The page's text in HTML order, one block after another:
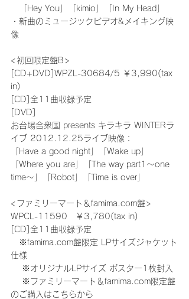
「Hey You」「kimio」「In My Head」
・新曲のミュージックビデオ&メイキング映
像
<初回限定盤B>
[CD+DVD]WPZL-30684/5 ￥3,990(tax
in)
[CD]全11曲収録予定
[DVD]
お台場合衆国 presents キラキラ WINTERラ
イブ 2012.12.25ライブ映像：
「Have a good night」「Wake up」
「Where you are」「The way part1～one
time～」「Robot」「Time is over」
<ファミリーマート＆famima.com盤>
WPCL-11590　￥3,780(tax in)
[CD]全11曲収録予定
※famima.com盤限定 LPサイズジャケット
仕様
※オリジナルLPサイズ ポスター1枚封入
※ファミリーマート＆famima.com限定盤
のご購入はこちらから